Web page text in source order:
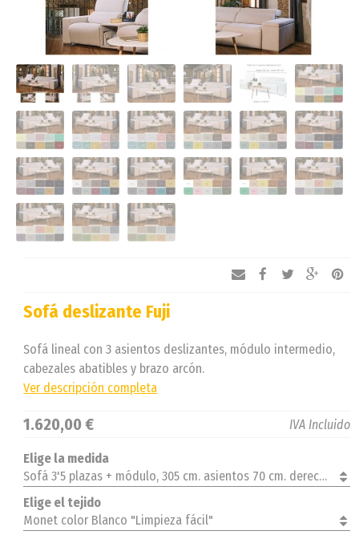
Sofá deslizante Fuji
Sofá lineal con 3 asientos deslizantes, módulo intermedio,
cabezales abatibles y brazo arcón.
Ver descripción completa
1.620,00 € IVA Incluido
Elige la medida
Sofá 3'5 plazas + módulo, 305 cm. asientos 70 cm. derecha
Elige el tejido
Monet color Blanco "Limpieza fácil"